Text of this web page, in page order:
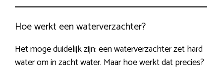
Hoe werkt een waterverzachter?
Het moge duidelijk zijn: een waterverzachter zet hard
water om in zacht water. Maar hoe werkt dat precies?